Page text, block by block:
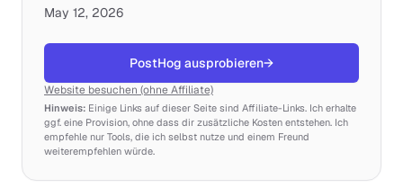
May 12, 2026
PostHog ausprobieren→
Website besuchen (ohne Affiliate)
Hinweis: Einige Links auf dieser Seite sind Affiliate-Links. Ich erhalte
ggf. eine Provision, ohne dass dir zusätzliche Kosten entstehen. Ich
empfehle nur Tools, die ich selbst nutze und einem Freund
weiterempfehlen würde.